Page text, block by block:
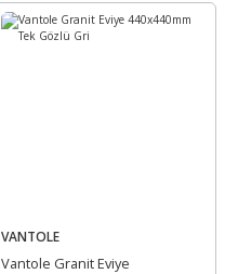
VANTOLE
Vantole Granit Eviye